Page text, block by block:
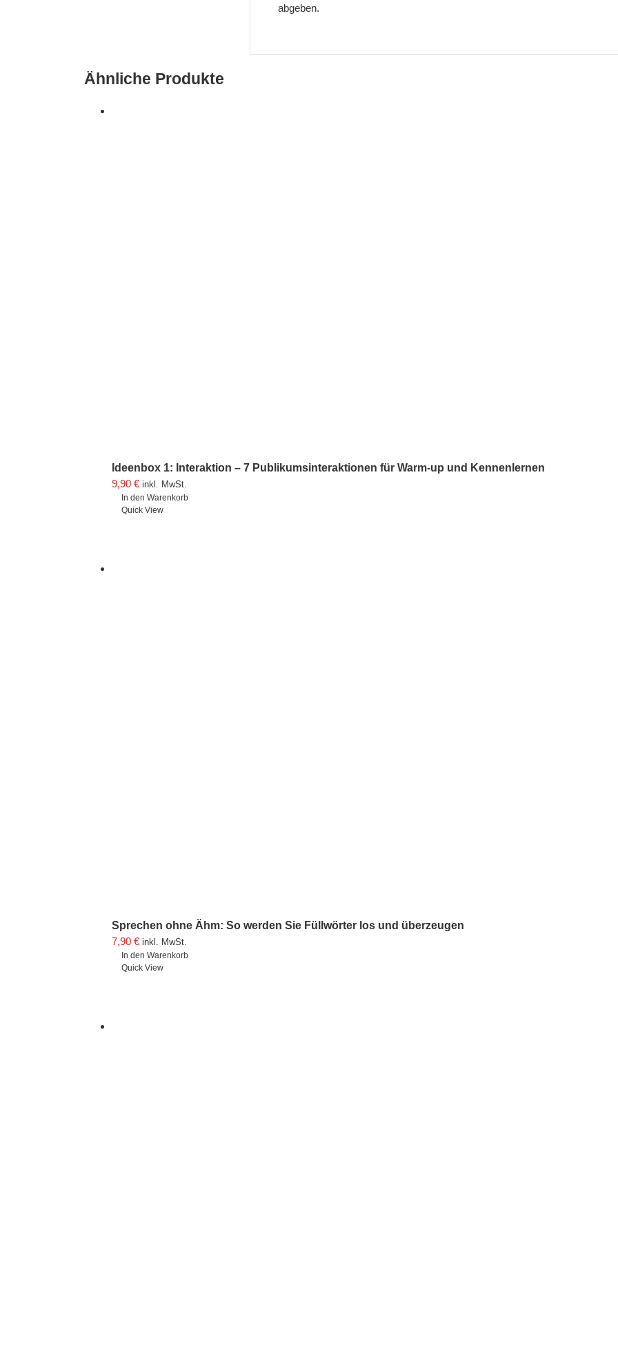
abgeben.
Ähnliche Produkte
Ideenbox 1: Interaktion – 7 Publikumsinteraktionen für Warm-up und Kennenlernen
9,90 € inkl. MwSt.
In den Warenkorb
Quick View
Sprechen ohne Ähm: So werden Sie Füllwörter los und überzeugen
7,90 € inkl. MwSt.
In den Warenkorb
Quick View